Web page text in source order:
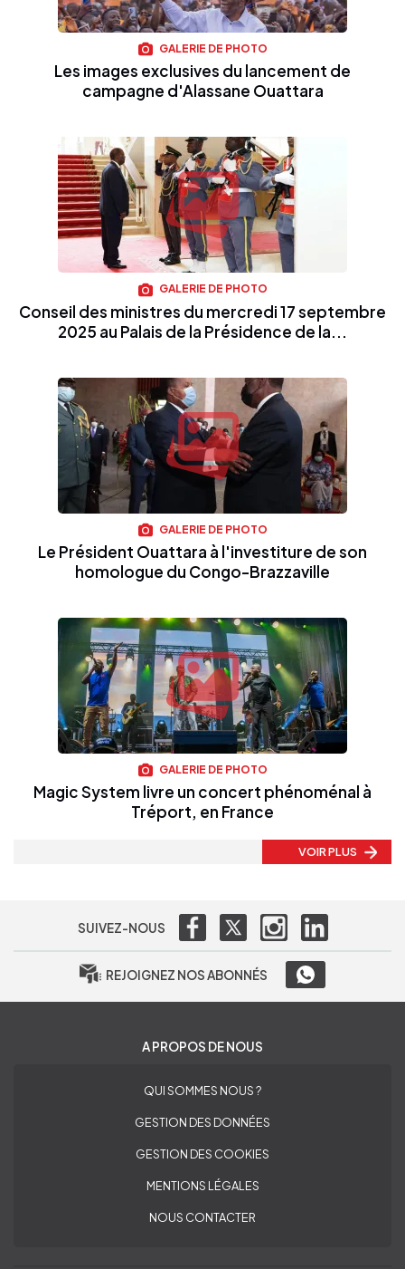
GALERIE DE PHOTO
Les images exclusives du lancement de
campagne d'Alassane Ouattara
GALERIE DE PHOTO
Conseil des ministres du mercredi 17 septembre
2025 au Palais de la Présidence de la...
GALERIE DE PHOTO
Le Président Ouattara à l'investiture de son
homologue du Congo-Brazzaville
GALERIE DE PHOTO
Magic System livre un concert phénoménal à
Tréport, en France
VOIR PLUS
SUIVEZ-NOUS
REJOIGNEZ NOS ABONNÉS
A PROPOS DE NOUS
QUI SOMMES NOUS ?
GESTION DES DONNÉES
GESTION DES COOKIES
MENTIONS LÉGALES
NOUS CONTACTER